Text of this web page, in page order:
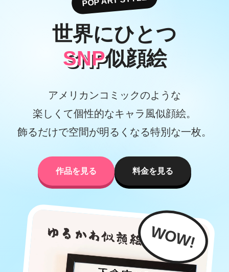
世界にひとつ
SNP似顔絵
アメリカンコミックのような
楽しくて個性的なキャラ風似顔絵。
飾るだけで空間が明るくなる特別な一枚。
作品を見る 料金を見る
WOW!